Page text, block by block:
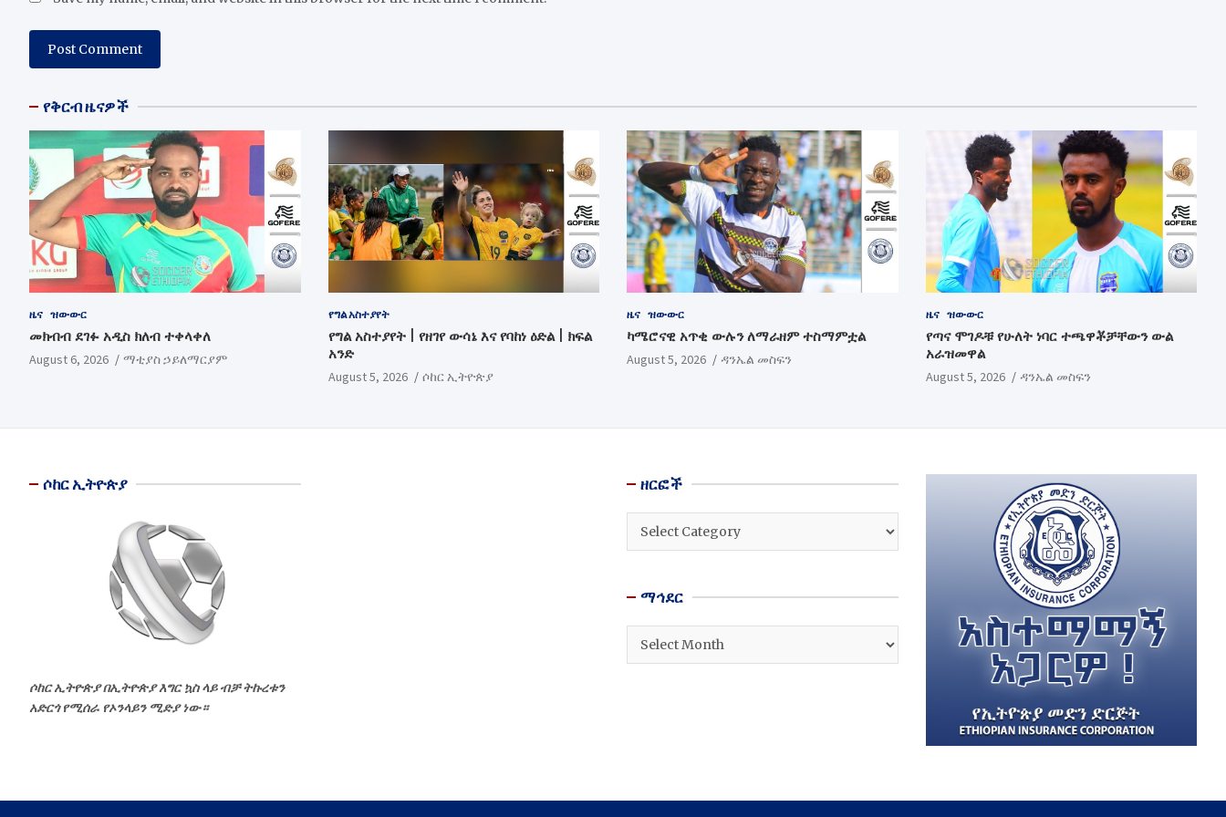
የቅርብ ዜናዎች
ዜና ዝውውር
መክብብ ደገፉ አዲስ ክለብ ተቀላቀለ
August 6, 2026 ማቲያስ ኃይለማርያም
የግል አስተያየት
የግል አስተያየት | የዘገየ ውሳኔ እና የባከነ ዕድል | ክፍል
አንድ
August 5, 2026 ሶከር ኢትዮጵያ
ዜና ዝውውር
ካሜሮናዊ አጥቂ ውሉን ለማራዘም ተስማምቷል
August 5, 2026 ዳንኤል መስፍን
ዜና ዝውውር
የጣና ሞገዶቹ የሁለት ነባር ተጫዋቾቻቸውን ውል
አራዝመዋል
August 5, 2026 ዳንኤል መስፍን
ሶከር ኢትዮጵያ
ሶከር ኢትዮጵያ በኢትዮጵያ እግር ኳስ ላይ ብቻ ትኩረቱን
አድርጎ የሚሰራ የኦንላይን ሚድያ ነው።
ዘርፎች
ዘርፎች
ማኅደር
ማኅደር